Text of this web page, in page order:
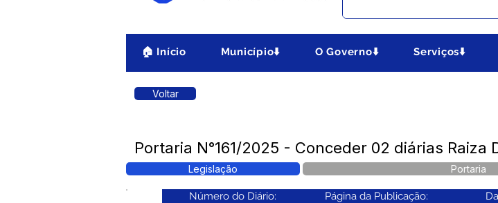
🏠 Início Município⬇️ O Governo⬇️ Serviços⬇️
Voltar
Portaria N°161/2025 - Conceder 02 diárias Raiza
Legislação Portaria
Número do Diário: Página da Publicação: